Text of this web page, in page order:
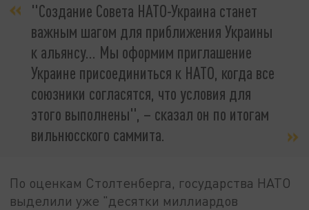
"Создание Совета НАТО-Украина станет
важным шагом для приближения Украины
к альянсу... Мы оформим приглашение
Украине присоединиться к НАТО, когда все
союзники согласятся, что условия для
этого выполнены", – сказал он по итогам
вильнюсского саммита.
По оценкам Столтенберга, государства НАТО
выделили уже "десятки миллиардов